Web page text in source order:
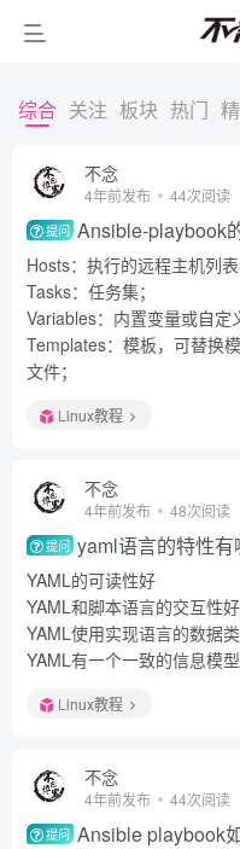
综合 关注 板块 热门
不念
4年前发布 44次阅读
提问 Ansible-playbook
Hosts：执行的远程主机列表
Tasks：任务集；
Variables：内置变量或自定
Templates：模板，可替换
文件；
Linux教程
不念
4年前发布 48次阅读
提问 yaml语言的特性有
YAML的可读性好
YAML和脚本语言的交互性好
YAML使用实现语言的数据
YAML有一个一致的信息模型
Linux教程
不念
4年前发布 44次阅读
提问 Ansible playbook